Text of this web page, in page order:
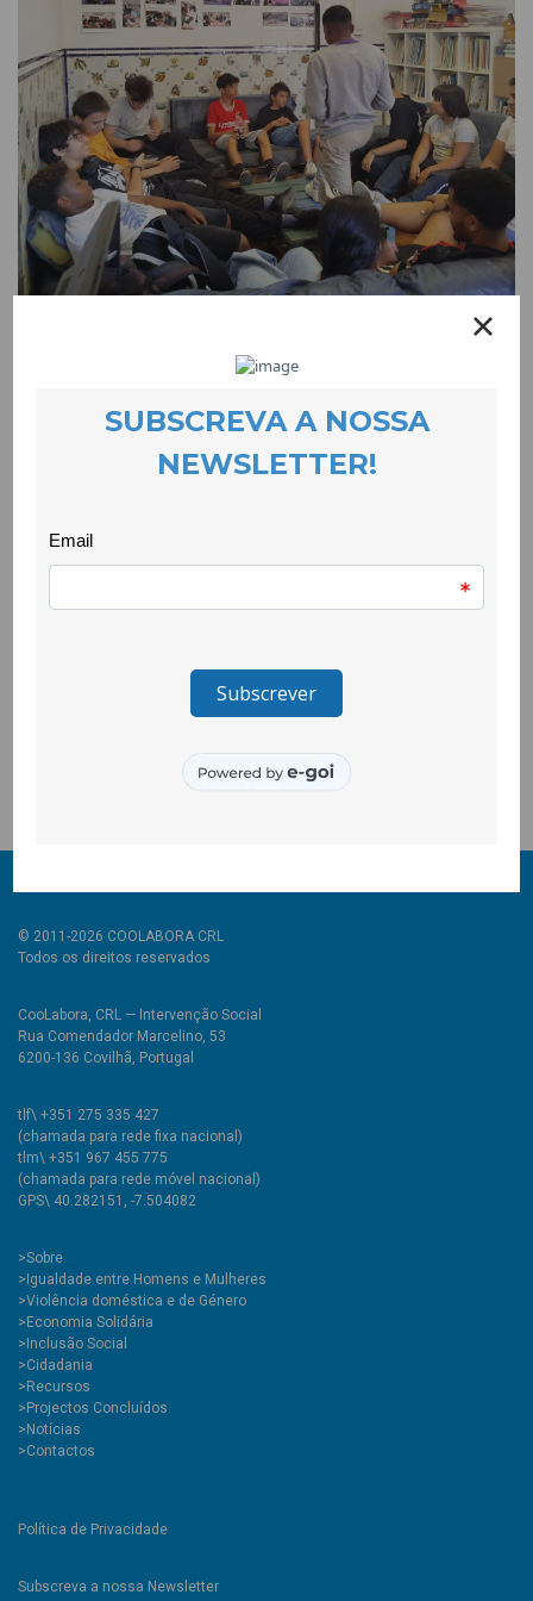
Assembleia de Jovens dá pontapé de saída
para uma nova época desportiva
preparativos para a 6ª Edição do Clube Escolhas, que se
avizinha repleta de desafios, objectivos ambiciosos e uma
O projecto Quero Ser Mais E9G é promovido pela Secretaria de
Estado da Juventude e do Desporto, através do Instituto
Pessoas 2030, Portugal 2030 e União Europeia.
© 2011-2026 COOLABORA CRL
Todos os direitos reservados
CooLabora, CRL — Intervenção Social
Rua Comendador Marcelino, 53
6200-136 Covilhã, Portugal
tlf\ +351 275 335 427
(chamada para rede fixa nacional)
tlm\ +351 967 455 775
(chamada para rede móvel nacional)
GPS\ 40.282151, -7.504082
>Sobre
>Igualdade entre Homens e Mulheres
>Violência doméstica e de Género
>Economia Solidária
>Inclusão Social
>Cidadania
>Recursos
>Projectos Concluídos
>Notícias
>Contactos
Política de Privacidade
Subscreva a nossa Newsletter